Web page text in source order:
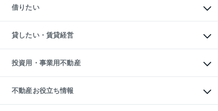
中古一戸建ての購入
不動産購入の流れ
注目キーワード物件特集
購入ガイド
English 繁体中文簡体中文
一戸建ての売却・査定
土地の売却・査定
スピードAI査定
不動産査定について
不動産売却の流れ
不動産買換えの流れ
売却ガイド
借りたい
オフィス・店舗の賃貸
借りるときの流れ
借りるガイド
貸したい・賃貸経営
マンション賃料データ
賃貸管理プラン
リロケーションについて
貸すガイド
投資用・事業用不動産
事業用不動産
マンション投資
投資用マンション
不動産お役立ち情報